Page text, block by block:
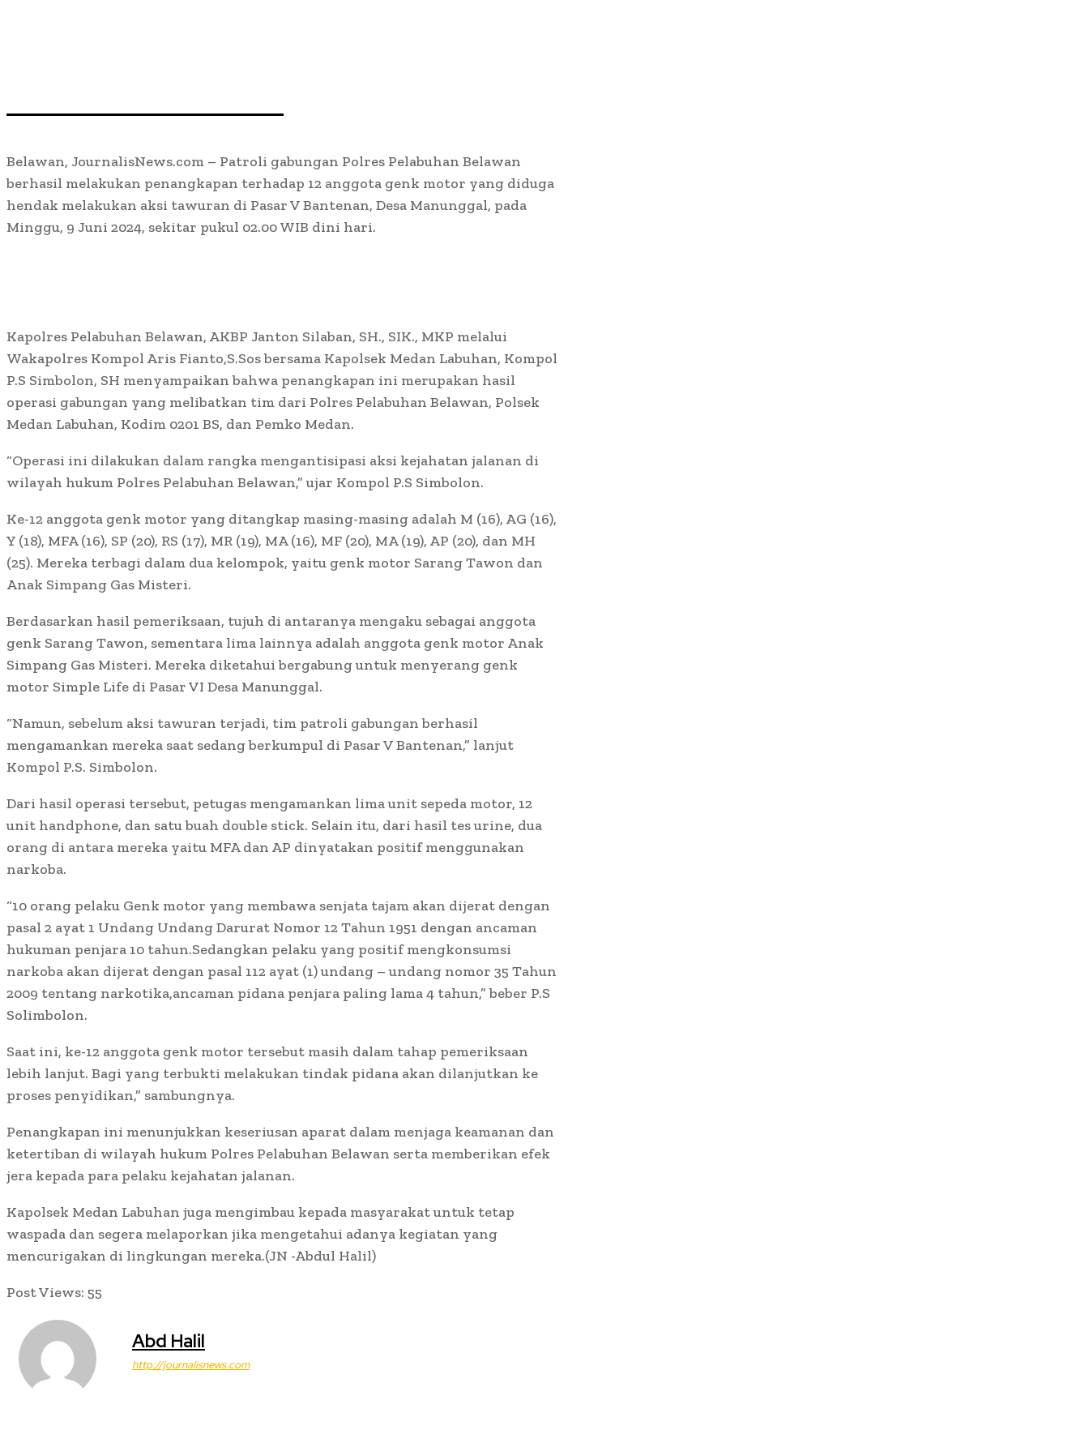
Belawan, JournalisNews.com – Patroli gabungan Polres Pelabuhan Belawan
berhasil melakukan penangkapan terhadap 12 anggota genk motor yang diduga
hendak melakukan aksi tawuran di Pasar V Bantenan, Desa Manunggal, pada
Minggu, 9 Juni 2024, sekitar pukul 02.00 WIB dini hari.
Kapolres Pelabuhan Belawan, AKBP Janton Silaban, SH., SIK., MKP melalui
Wakapolres Kompol Aris Fianto,S.Sos bersama Kapolsek Medan Labuhan, Kompol
P.S Simbolon, SH menyampaikan bahwa penangkapan ini merupakan hasil
operasi gabungan yang melibatkan tim dari Polres Pelabuhan Belawan, Polsek
Medan Labuhan, Kodim 0201 BS, dan Pemko Medan.
“Operasi ini dilakukan dalam rangka mengantisipasi aksi kejahatan jalanan di
wilayah hukum Polres Pelabuhan Belawan,” ujar Kompol P.S Simbolon.
Ke-12 anggota genk motor yang ditangkap masing-masing adalah M (16), AG (16),
Y (18), MFA (16), SP (20), RS (17), MR (19), MA (16), MF (20), MA (19), AP (20), dan MH
(25). Mereka terbagi dalam dua kelompok, yaitu genk motor Sarang Tawon dan
Anak Simpang Gas Misteri.
Berdasarkan hasil pemeriksaan, tujuh di antaranya mengaku sebagai anggota
genk Sarang Tawon, sementara lima lainnya adalah anggota genk motor Anak
Simpang Gas Misteri. Mereka diketahui bergabung untuk menyerang genk
motor Simple Life di Pasar VI Desa Manunggal.
“Namun, sebelum aksi tawuran terjadi, tim patroli gabungan berhasil
mengamankan mereka saat sedang berkumpul di Pasar V Bantenan,” lanjut
Kompol P.S. Simbolon.
Dari hasil operasi tersebut, petugas mengamankan lima unit sepeda motor, 12
unit handphone, dan satu buah double stick. Selain itu, dari hasil tes urine, dua
orang di antara mereka yaitu MFA dan AP dinyatakan positif menggunakan
narkoba.
“10 orang pelaku Genk motor yang membawa senjata tajam akan dijerat dengan
pasal 2 ayat 1 Undang Undang Darurat Nomor 12 Tahun 1951 dengan ancaman
hukuman penjara 10 tahun.Sedangkan pelaku yang positif mengkonsumsi
narkoba akan dijerat dengan pasal 112 ayat (1) undang – undang nomor 35 Tahun
2009 tentang narkotika,ancaman pidana penjara paling lama 4 tahun,” beber P.S
Solimbolon.
Saat ini, ke-12 anggota genk motor tersebut masih dalam tahap pemeriksaan
lebih lanjut. Bagi yang terbukti melakukan tindak pidana akan dilanjutkan ke
proses penyidikan,” sambungnya.
Penangkapan ini menunjukkan keseriusan aparat dalam menjaga keamanan dan
ketertiban di wilayah hukum Polres Pelabuhan Belawan serta memberikan efek
jera kepada para pelaku kejahatan jalanan.
Kapolsek Medan Labuhan juga mengimbau kepada masyarakat untuk tetap
waspada dan segera melaporkan jika mengetahui adanya kegiatan yang
mencurigakan di lingkungan mereka.(JN -Abdul Halil)
Post Views: 55
Abd Halil
http://journalisnews.com